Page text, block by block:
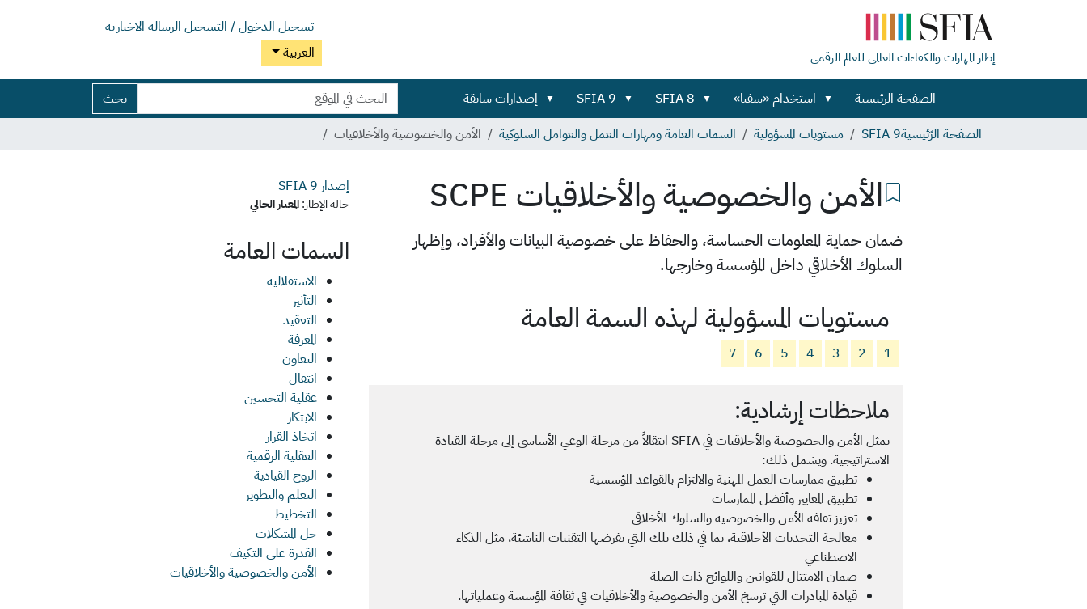
تسجيل الدخول / التسجيل الرساله الاخباريه
العربية
إطار المهارات والكفاءات العالمي للعالم الرقمي
الصفحة الرئيسية استخدام «سفيا» SFIA 8
SFIA 9 إصدارات سابقة
بحث
في
الموقع
بحث
بحث
تفصيلي...
الصفحة الرّئيسيةSFIA 9 مستويات المسؤولية السمات العامة ومهارات العمل والعوامل السلوكية الأمن والخصوصية والأخلاقيات
الأمن والخصوصية والأخلاقيات SCPE
ضمان حماية المعلومات الحساسة، والحفاظ على خصوصية البيانات والأفراد، وإظهار
السلوك الأخلاقي داخل المؤسسة وخارجها.
مستويات المسؤولية لهذه السمة العامة
1
2
3
4
5
6
7
ملاحظات إرشادية:
يمثل الأمن والخصوصية والأخلاقيات في SFIA انتقالاً من مرحلة الوعي الأساسي إلى مرحلة القيادة
الاستراتيجية. ويشمل ذلك:
تطبيق ممارسات العمل المهنية والالتزام بالقواعد المؤسسية
تطبيق المعايير وأفضل الممارسات
تعزيز ثقافة الأمن والخصوصية والسلوك الأخلاقي
معالجة التحديات الأخلاقية، بما في ذلك تلك التي تفرضها التقنيات الناشئة، مثل الذكاء
الاصطناعي
ضمان الامتثال للقوانين واللوائح ذات الصلة
قيادة المبادرات التي ترسخ الأمن والخصوصية والأخلاقيات في ثقافة المؤسسة وعملياتها.
إصدار SFIA 9
حالة الإطار:المعيار الحالي
السمات العامة
الاستقلالية
التأثير
التعقيد
المعرفة
التعاون
انتقال
عقلية التحسين
الابتكار
اتخاذ القرار
العقلية الرقمية
الروح القيادية
التعلم والتطوير
التخطيط
حل المشكلات
القدرة على التكيف
الأمن والخصوصية والأخلاقيات